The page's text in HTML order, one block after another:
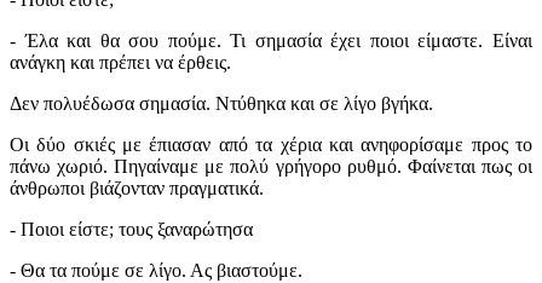
- Έλα και θα σου πούμε. Τι σημασία έχει ποιοι είμαστε. Είναι
ανάγκη και πρέπει να έρθεις.
Δεν πολυέδωσα σημασία. Ντύθηκα και σε λίγο βγήκα.
Οι δύο σκιές με έπιασαν από τα χέρια και ανηφορίσαμε προς το
πάνω χωριό. Πηγαίναμε με πολύ γρήγορο ρυθμό. Φαίνεται πως οι
άνθρωποι βιάζονταν πραγματικά.
- Ποιοι είστε; τους ξαναρώτησα
- Θα τα πούμε σε λίγο. Ας βιαστούμε.